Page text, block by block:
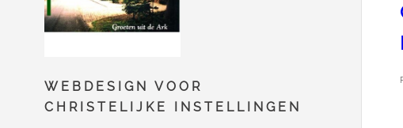
WEBDESIGN VOOR
CHRISTELIJKE INSTELLINGEN